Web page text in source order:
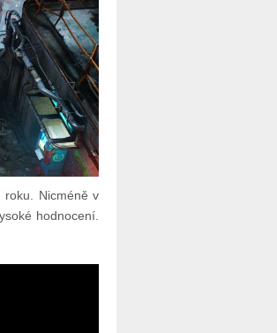
Nicméně v
hodnocení.